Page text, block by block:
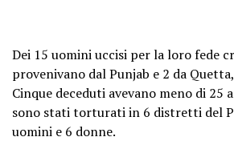
Dei 15 uomini uccisi per la loro fede
provenivano dal Punjab e 2 da
Cinque deceduti avevano meno di 25
sono stati torturati in 6 distretti del
uomini e 6 donne.